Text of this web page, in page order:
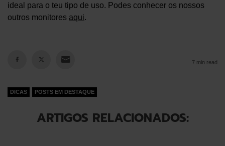
ideal para o teu tipo de uso. Podes conhecer os nossos
outros monitores aqui.
7 min read
DICAS POSTS EM DESTAQUE
ARTIGOS RELACIONADOS: